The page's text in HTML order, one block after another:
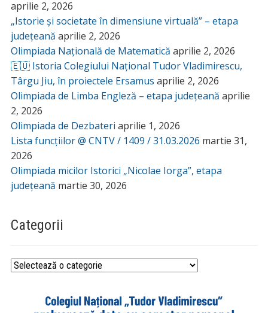
aprilie 2, 2026
„Istorie și societate în dimensiune virtuală” – etapa
județeană aprilie 2, 2026
Olimpiada Națională de Matematică aprilie 2, 2026
🇪🇺 Istoria Colegiului Național Tudor Vladimirescu,
Târgu Jiu, în proiectele Ersamus aprilie 2, 2026
Olimpiada de Limba Engleză – etapa județeană aprilie
2, 2026
Olimpiada de Dezbateri aprilie 1, 2026
Lista funcțiilor @ CNTV / 1409 / 31.03.2026 martie 31,
2026
Olimpiada micilor Istorici „Nicolae Iorga”, etapa
județeană martie 30, 2026
Categorii
Categorii